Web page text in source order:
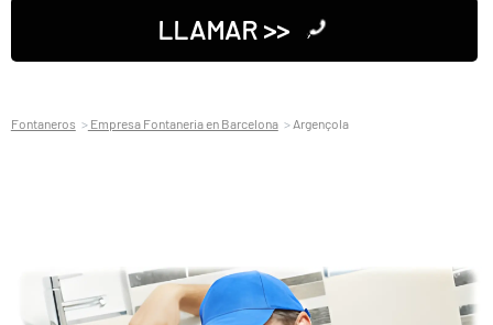
LLAMAR >>
Fontaneros Empresa Fontaneria en Barcelona Argençola